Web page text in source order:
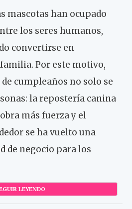
mascotas han ocupado
los seres humanos,
convertirse en
Por este motivo,
cumpleaños no solo se
la repostería canina
más fuerza y el
se ha vuelto una
de negocio para los
LEYENDO